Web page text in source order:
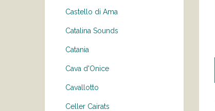
Castello di Ama
Catalina Sounds
Catania
Cava d'Onice
Cavallotto
Celler Cairats